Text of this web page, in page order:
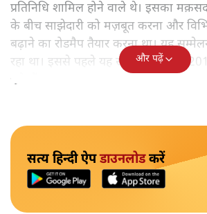
प्रतिनिधि शामिल होने वाले थे। इसका
के बीच साझेदारी को मज़बूत करना और
बढ़ाने का रोडमैप तैयार करना था। यह
रहा था। इससे पहले यह सम्मेलन 2008,
चुके हैं।
और पढ़ें
सत्य हिन्दी ऐपडाउनलोडकरें